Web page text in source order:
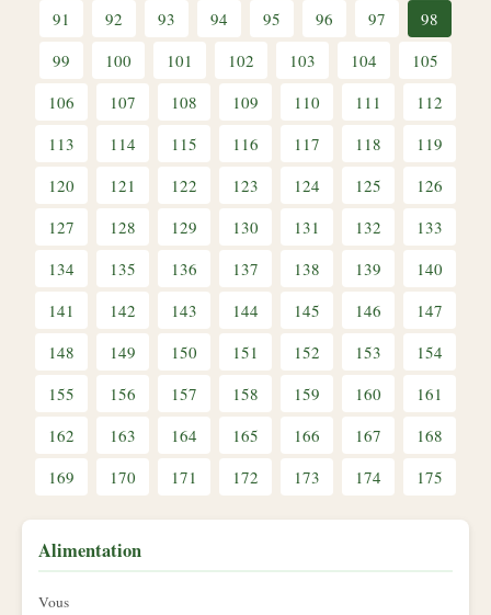
91
92 93 94 95 96 97
98
99
100 101 102 103 104
105
106
107 108 109 110 111
112
113
114 115 116 117 118
119
120
121 122 123 124 125
126
127
128 129 130 131 132
133
134
135 136 137 138 139
140
141
142 143 144 145 146
147
148
149 150 151 152 153
154
155
156 157 158 159 160
161
162
163 164 165 166 167
168
169
170 171 172 173 174 175
Alimentation
Vous